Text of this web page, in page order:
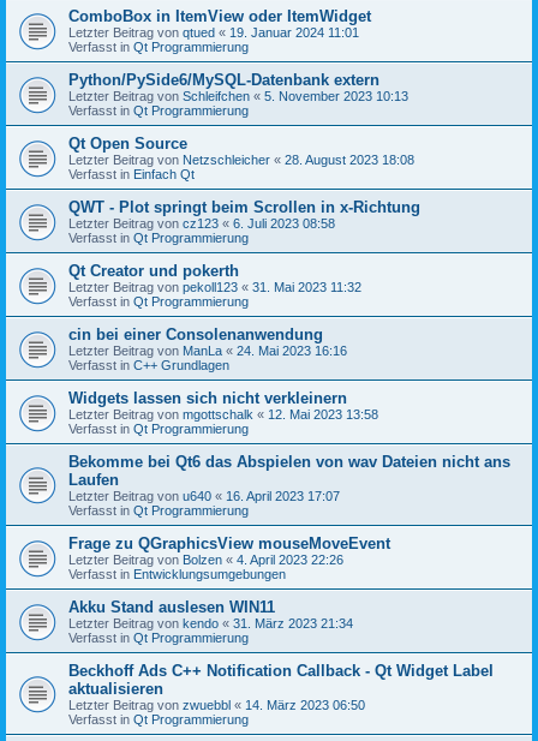
ComboBox in ItemView oder ItemWidget
Letzter Beitrag von qtued « 19. Januar 2024 11:01
Verfasst in Qt Programmierung
Python/PySide6/MySQL-Datenbank extern
Letzter Beitrag von Schleifchen « 5. November 2023 10:13
Verfasst in Qt Programmierung
Qt Open Source
Letzter Beitrag von Netzschleicher « 28. August 2023 18:08
Verfasst in Einfach Qt
QWT - Plot springt beim Scrollen in x-Richtung
Letzter Beitrag von cz123 « 6. Juli 2023 08:58
Verfasst in Qt Programmierung
Qt Creator und pokerth
Letzter Beitrag von pekoll123 « 31. Mai 2023 11:32
Verfasst in Qt Programmierung
cin bei einer Consolenanwendung
Letzter Beitrag von ManLa « 24. Mai 2023 16:16
Verfasst in C++ Grundlagen
Widgets lassen sich nicht verkleinern
Letzter Beitrag von mgottschalk « 12. Mai 2023 13:58
Verfasst in Qt Programmierung
Bekomme bei Qt6 das Abspielen von wav Dateien nicht ans
Laufen
Letzter Beitrag von u640 « 16. April 2023 17:07
Verfasst in Qt Programmierung
Frage zu QGraphicsView mouseMoveEvent
Letzter Beitrag von Bolzen « 4. April 2023 22:26
Verfasst in Entwicklungsumgebungen
Akku Stand auslesen WIN11
Letzter Beitrag von kendo « 31. März 2023 21:34
Verfasst in Qt Programmierung
Beckhoff Ads C++ Notification Callback - Qt Widget Label
aktualisieren
Letzter Beitrag von zwuebbl « 14. März 2023 06:50
Verfasst in Qt Programmierung